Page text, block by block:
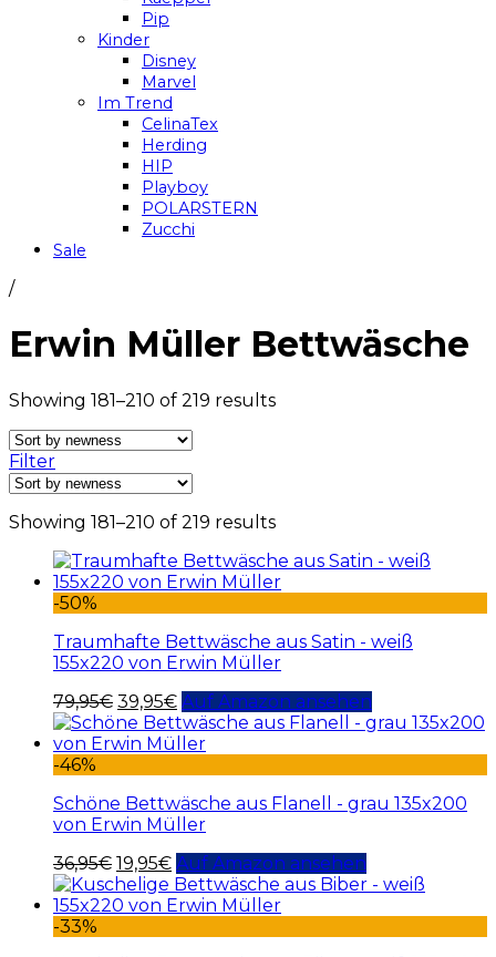
Pip
Kinder
Disney
Marvel
Im Trend
CelinaTex
Herding
HIP
Playboy
POLARSTERN
Zucchi
Sale
/
Erwin Müller Bettwäsche
Showing 181–210 of 219 results
Filter
Showing 181–210 of 219 results
-50%
Traumhafte Bettwäsche aus Satin - weiß
155x220 von Erwin Müller
79,95€ 39,95€ Auf Amazon ansehen
-46%
Schöne Bettwäsche aus Flanell - grau 135x200
von Erwin Müller
36,95€ 19,95€ Auf Amazon ansehen
-33%